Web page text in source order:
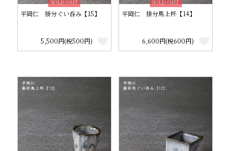
SOLD OUT
平岡仁 掛分ぐい呑み【15】
5,500円(税500円)
SOLD OUT
平岡仁 掛分馬上杯【14】
6,600円(税600円)